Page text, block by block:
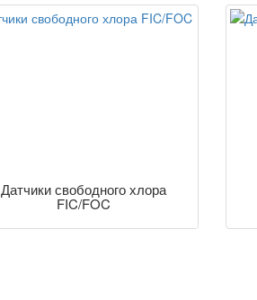
Датчики свободного хлора
FIC/FOC